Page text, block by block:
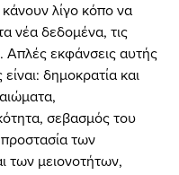
κάνουν λίγο κόπο να
νέα δεδομένα, τις
Απλές εκφάνσεις αυτής
δημοκρατία και
σεβασμός του
των
των μειονοτήτων,